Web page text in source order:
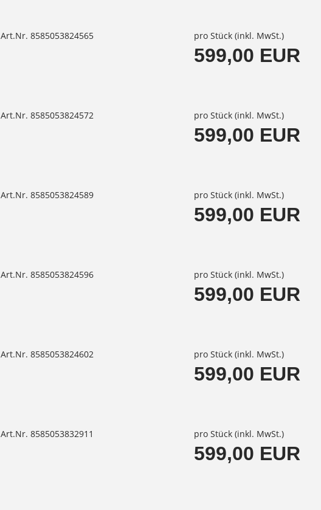
Art.Nr. 8585053824565 pro Stück (inkl. MwSt.)
599,00 EUR
Art.Nr. 8585053824572 pro Stück (inkl. MwSt.)
599,00 EUR
Art.Nr. 8585053824589 pro Stück (inkl. MwSt.)
599,00 EUR
Art.Nr. 8585053824596 pro Stück (inkl. MwSt.)
599,00 EUR
Art.Nr. 8585053824602 pro Stück (inkl. MwSt.)
599,00 EUR
Art.Nr. 8585053832911 pro Stück (inkl. MwSt.)
599,00 EUR